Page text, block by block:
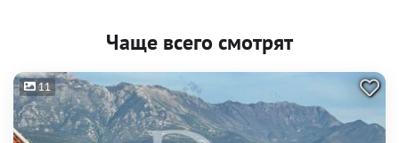
Чаще всего смотрят
11